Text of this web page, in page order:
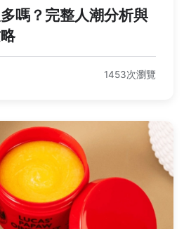
嗎？完整人潮分析與
1453次瀏覽